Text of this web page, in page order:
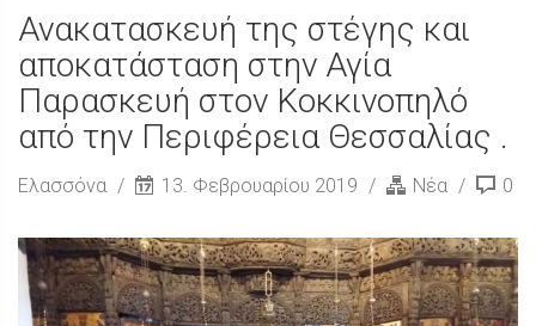
Ανακατασκευή της στέγης και
αποκατάσταση στην Αγία
Παρασκευή στον Κοκκινοπηλό
από την Περιφέρεια Θεσσαλίας .
Ελασσόνα 13. Φεβρουαρίου 2019 Νέα 0